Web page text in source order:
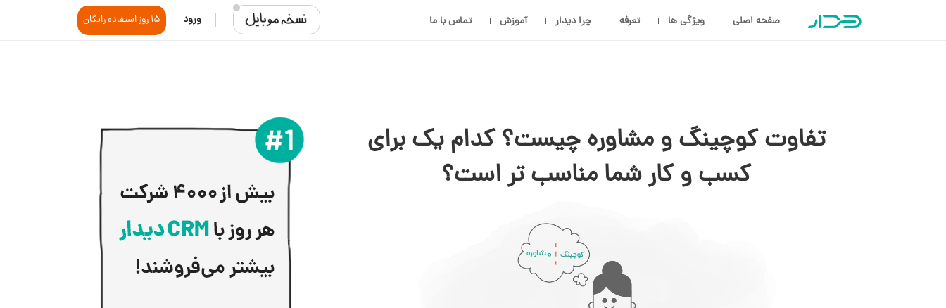
صفحه اصلی ویژگی ها تعرفه چرا دیدار آموزش تماس با ما ورود 15 روز استفاده رایگان
تفاوت کوچینگ و مشاوره چیست؟ کدام یک برای
کسب و کار شما مناسب تر است؟